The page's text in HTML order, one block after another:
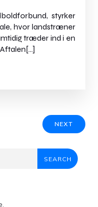
styrker
hvor landstræner
træder ind i en
NEXT
SEARCH